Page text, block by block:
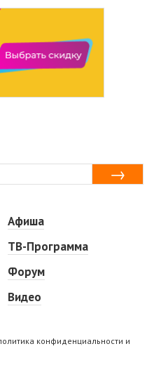
Афиша
ТВ-Программа
Форум
Видео
конфиденциальности и